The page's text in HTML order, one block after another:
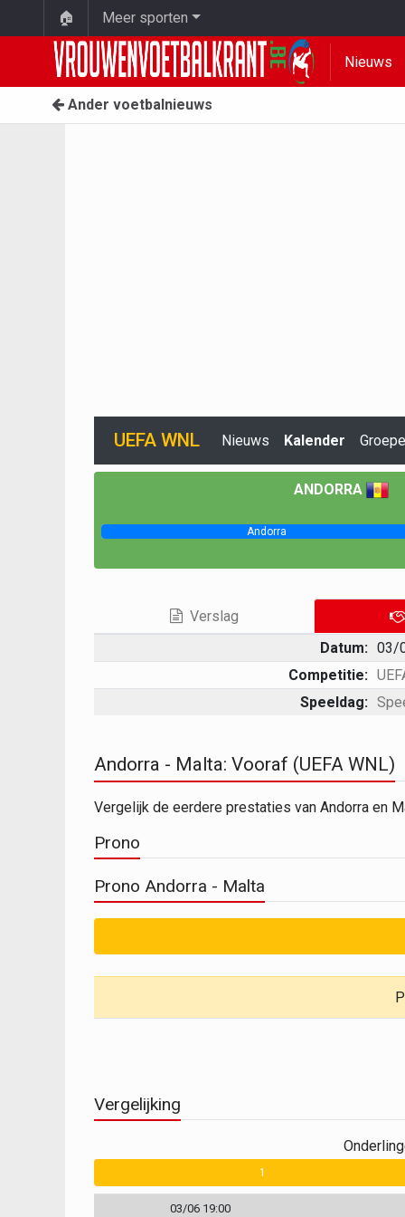
🏠 Meer sporten
Nieuws
Ander voetbalnieuws
UEFA WNL Nieuws Kalender
ANDORRA
Andorra
Verslag
Datum: 03/
Competitie:
Speeldag:
Andorra - Malta: Vooraf (UEFA WNL)
Vergelijk de eerdere prestaties van Andorra en
Prono
Prono Andorra - Malta
Vergelijking
1
03/06 19:00